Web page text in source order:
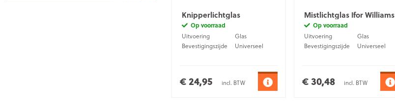
Knipperlichtglas
Op voorraad
Uitvoering
Glas
Bevestigingszijde
Universeel
€ 24,95 incl. BTW
Mistlichtglas Ifor Williams
Op voorraad
Uitvoering
Glas
Bevestigingszijde
Universeel
€ 30,48 incl. BTW